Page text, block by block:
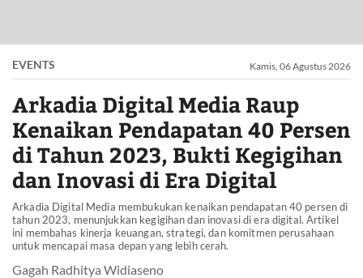
EVENTS Kamis, 06 Agustus 2026
Arkadia Digital Media Raup
Kenaikan Pendapatan 40 Persen
di Tahun 2023, Bukti Kegigihan
dan Inovasi di Era Digital
Arkadia Digital Media membukukan kenaikan pendapatan 40 persen di
tahun 2023, menunjukkan kegigihan dan inovasi di era digital. Artikel
ini membahas kinerja keuangan, strategi, dan komitmen perusahaan
untuk mencapai masa depan yang lebih cerah.
Gagah Radhitya Widiaseno